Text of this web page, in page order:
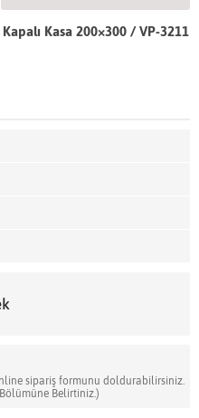
Kapalı Kasa 200×300 / VP-3211
sipariş formunu doldurabilirsiniz.
Belirtiniz.)